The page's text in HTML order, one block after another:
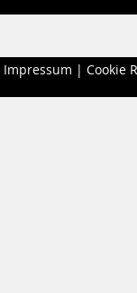
Impressum | Cookie